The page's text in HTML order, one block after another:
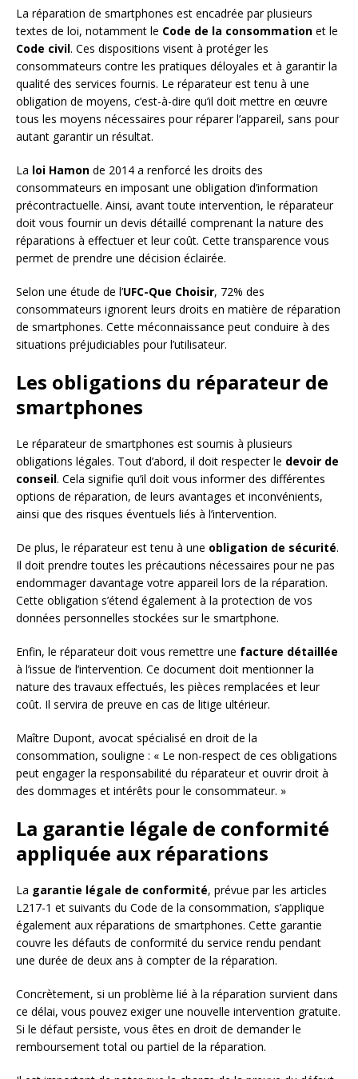
La réparation de smartphones est encadrée par plusieurs
textes de loi, notamment le Code de la consommation et le
Code civil. Ces dispositions visent à protéger les
consommateurs contre les pratiques déloyales et à garantir la
qualité des services fournis. Le réparateur est tenu à une
obligation de moyens, c’est-à-dire qu’il doit mettre en œuvre
tous les moyens nécessaires pour réparer l’appareil, sans pour
autant garantir un résultat.
La loi Hamon de 2014 a renforcé les droits des
consommateurs en imposant une obligation d’information
précontractuelle. Ainsi, avant toute intervention, le réparateur
doit vous fournir un devis détaillé comprenant la nature des
réparations à effectuer et leur coût. Cette transparence vous
permet de prendre une décision éclairée.
Selon une étude de l’UFC-Que Choisir, 72% des
consommateurs ignorent leurs droits en matière de réparation
de smartphones. Cette méconnaissance peut conduire à des
situations préjudiciables pour l’utilisateur.
Les obligations du réparateur de
smartphones
Le réparateur de smartphones est soumis à plusieurs
obligations légales. Tout d’abord, il doit respecter le devoir de
conseil. Cela signifie qu’il doit vous informer des différentes
options de réparation, de leurs avantages et inconvénients,
ainsi que des risques éventuels liés à l’intervention.
De plus, le réparateur est tenu à une obligation de sécurité.
Il doit prendre toutes les précautions nécessaires pour ne pas
endommager davantage votre appareil lors de la réparation.
Cette obligation s’étend également à la protection de vos
données personnelles stockées sur le smartphone.
Enfin, le réparateur doit vous remettre une facture détaillée
à l’issue de l’intervention. Ce document doit mentionner la
nature des travaux effectués, les pièces remplacées et leur
coût. Il servira de preuve en cas de litige ultérieur.
Maître Dupont, avocat spécialisé en droit de la
consommation, souligne : « Le non-respect de ces obligations
peut engager la responsabilité du réparateur et ouvrir droit à
des dommages et intérêts pour le consommateur. »
La garantie légale de conformité
appliquée aux réparations
La garantie légale de conformité, prévue par les articles
L217-1 et suivants du Code de la consommation, s’applique
également aux réparations de smartphones. Cette garantie
couvre les défauts de conformité du service rendu pendant
une durée de deux ans à compter de la réparation.
Concrètement, si un problème lié à la réparation survient dans
ce délai, vous pouvez exiger une nouvelle intervention gratuite.
Si le défaut persiste, vous êtes en droit de demander le
remboursement total ou partiel de la réparation.